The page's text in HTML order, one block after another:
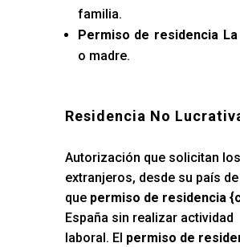
familia.
Permiso de residencia La
o madre.
Residencia No
Autorización que solicitan los
extranjeros, desde su país
que permiso de residencia
España sin realizar actividad
laboral. El permiso de